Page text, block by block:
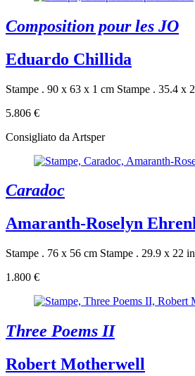
Composition pour les JO
Eduardo Chillida
Stampe . 90 x 63 x 1 cm Stampe . 35.4 x
5.806 €
Consigliato da Artsper
Caradoc
Amaranth-Roselyn
Stampe . 76 x 56 cm Stampe . 29.9 x 22
1.800 €
Three Poems II
Robert Motherwell